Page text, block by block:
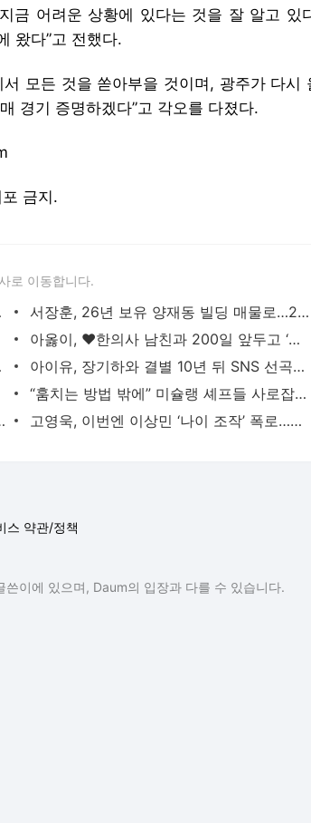
금 어려운 상황에 있다는 것을 잘 알고 있
왔다”고 전했다.
모든 것을 쏟아부을 것이며, 광주가 다시
경기 증명하겠다”고 각오를 다졌다.
금지.
로 이동합니다.
포착
서장훈, 26년 보유 양재동 빌딩 매물로…28억→450억 껑충
아옳이, ♥한의사 남친과 200일 앞두고 ‘프러포즈급’ 이벤트 공개
불발’
아이유, 장기하와 결별 10년 뒤 SNS 선곡에…“♥윤가이 있는데 굳이?” 갑론을박
“훔치는 방법 밖에” 미슐랭 셰프들 사로잡은 선재스님의 발효 장독대(어서와 한국은 처음이지
시간에 돼지로…”
고영욱, 이번엔 이상민 ‘나이 조작’ 폭로…끊임없는 연예인 저격 ‘구설’
스 약관/정책
이에 있으며, Daum의 입장과 다를 수 있습니다.